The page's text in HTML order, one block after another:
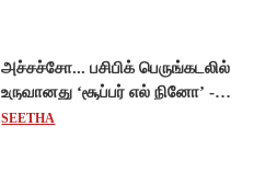
அச்சச்சோ... பசிபிக் பெருங்கடலில்
உருவானது ‘சூப்பர் எல் நினோ’ -
வானிலை ஆய்வாளர் எச்சரிக்கை!
SEETHA